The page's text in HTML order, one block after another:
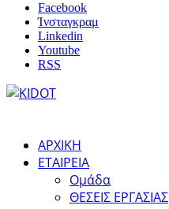
Facebook
Ίνσταγκραμ
Linkedin
Youtube
RSS
ΑΡΧΙΚΗ
ΕΤΑΙΡΕΙΑ
Ομάδα
ΘΕΣΕΙΣ ΕΡΓΑΣΙΑΣ